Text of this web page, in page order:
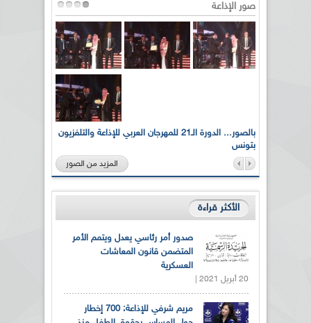
صور الإذاعة
بالصور... الدورة الـ21 للمهرجان العربي للإذاعة والتلفزيون
بتونس
المزيد من الصور
الأكثر قراءة
صدور أمر رئاسي يعدل ويتمم الأمر
المتضمن قانون المعاشات
العسكرية
20 أبريل 2021 |
مريم شرفي للإذاعة: 700 إخطار